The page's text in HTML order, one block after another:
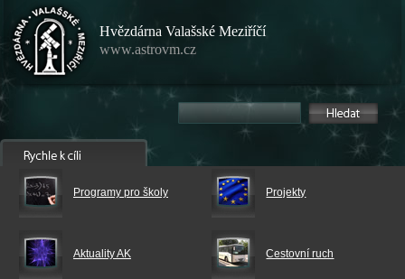
Hvězdárna Valašské Meziříčí
www.astrovm.cz
Programy pro školy Projekty
Aktuality AK Cestovní ruch